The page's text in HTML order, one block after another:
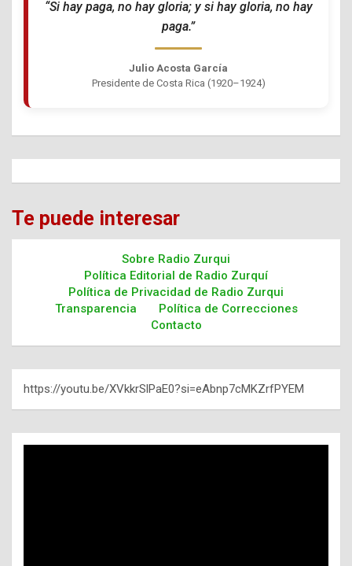
“Si hay paga, no hay gloria; y si hay gloria, no hay
paga.”
Julio Acosta García
Presidente de Costa Rica (1920–1924)
Te puede interesar
Sobre Radio Zurqui
Política Editorial de Radio Zurquí
Política de Privacidad de Radio Zurqui
Transparencia
Política de Correcciones
Contacto
https://youtu.be/XVkkrSlPaE0?si=eAbnp7cMKZrfPYEM